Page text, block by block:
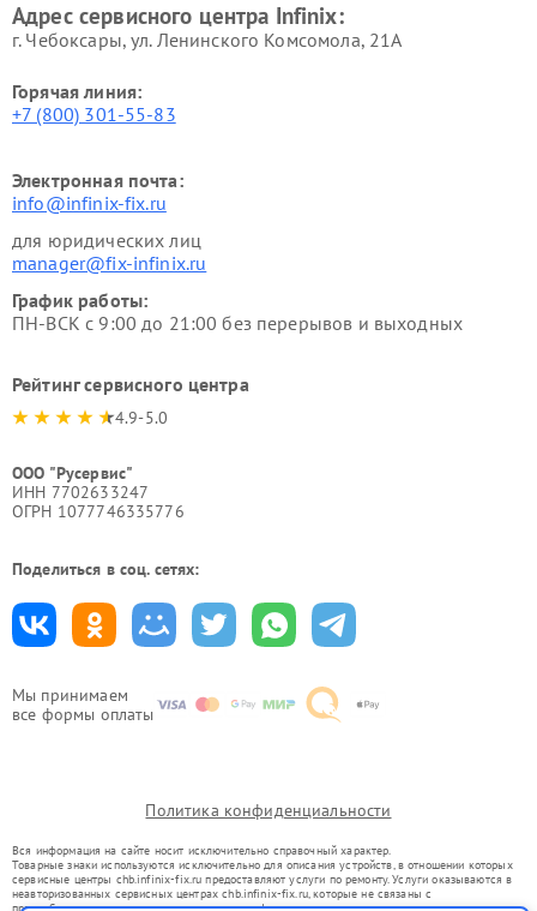
Мы принимаем
все формы оплаты
Адрес сервисного центра Infinix:
г. Чебоксары, ул. Ленинского Комсомола, 21А
Горячая линия:
+7 (800) 301-55-83
Электронная почта:
info@infinix-fix.ru
для юридических лиц
manager@fix-infinix.ru
График работы:
ПН-ВСК с 9:00 до 21:00 без перерывов и выходных
Рейтинг сервисного центра
4.9-5.0
ООО "Русервис"
ИНН 7702633247
ОГРН 1077746335776
Поделиться в соц. сетях:
Политика конфиденциальности
Вся информация на сайте носит исключительно справочный характер.
Товарные знаки используются исключительно для описания устройств, в отношении которых
сервисные центры chb.infinix-fix.ru предоставляют услуги по ремонту. Услуги оказываются в
неавторизованных сервисных центрах chb.infinix-fix.ru, которые не связаны с